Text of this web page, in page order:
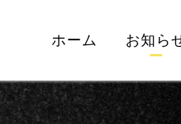
ホーム お知ら